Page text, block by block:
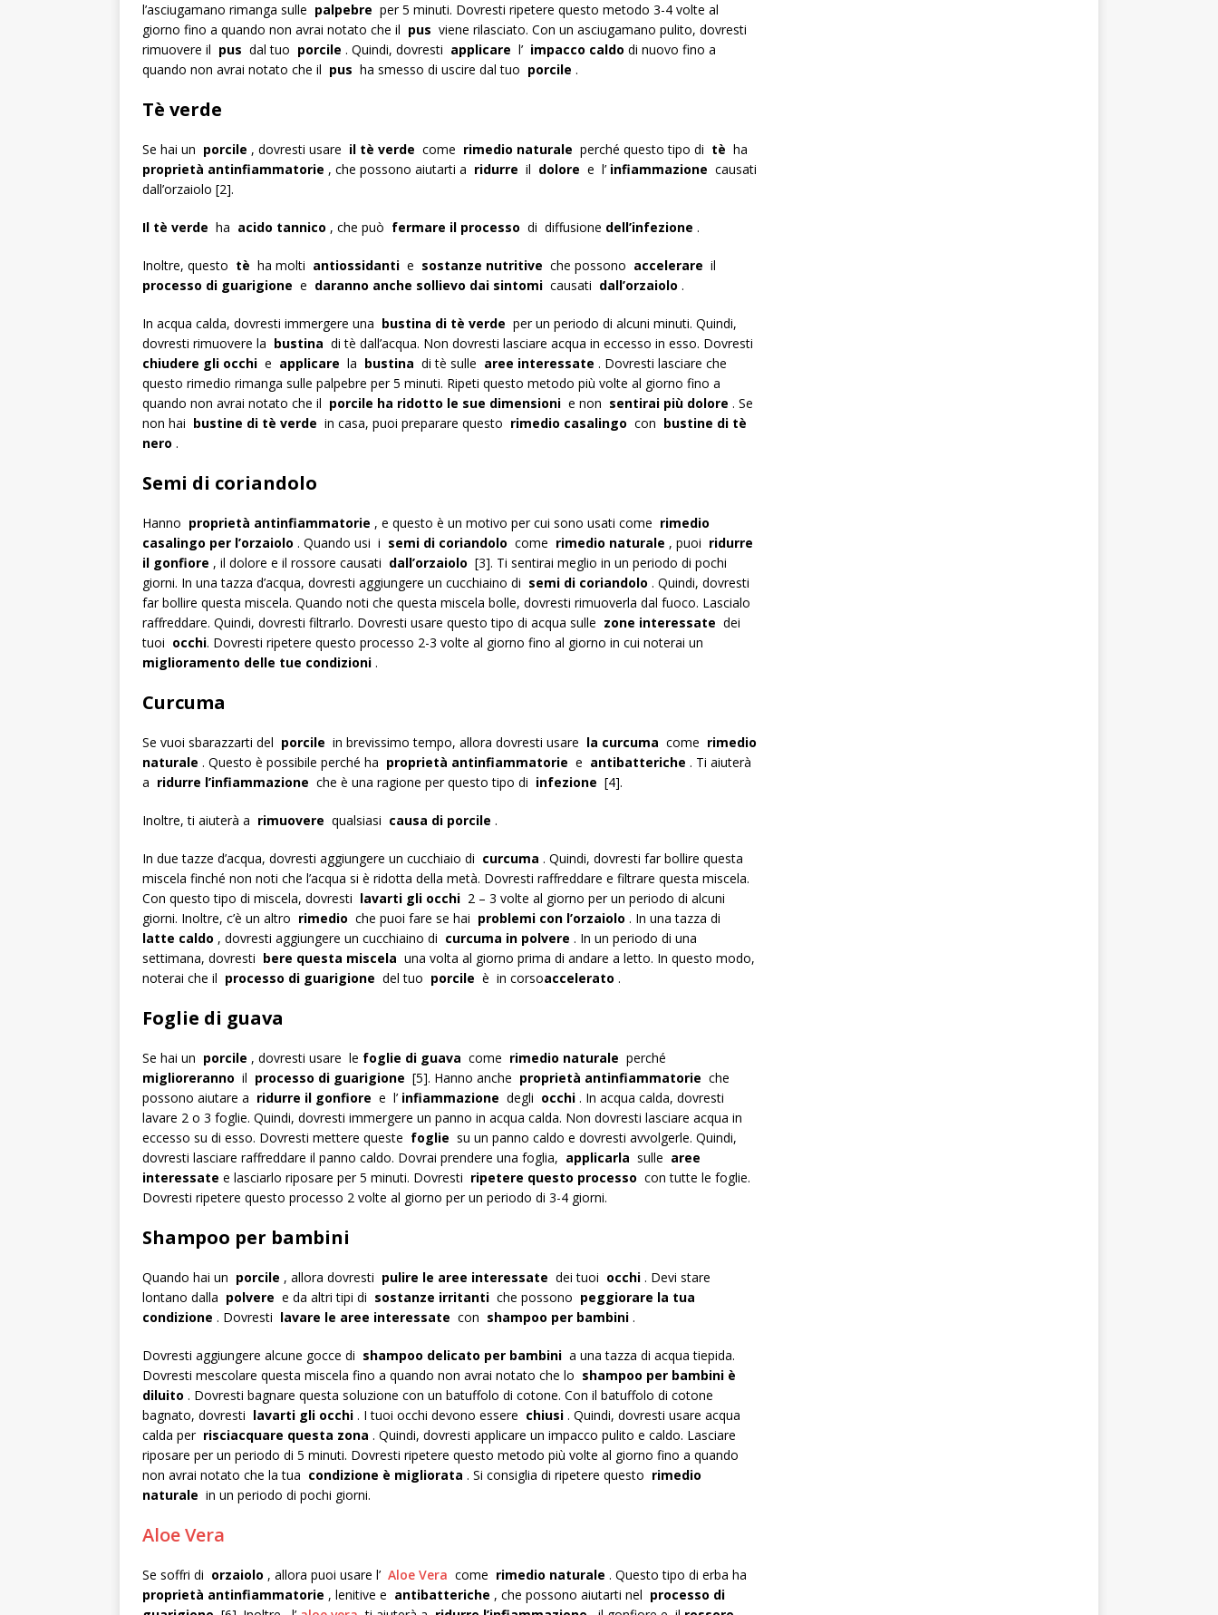
l’asciugamano rimanga sulle palpebre per 5 minuti. Dovresti ripetere questo metodo 3-4 volte al
giorno fino a quando non avrai notato che il pus viene rilasciato. Con un asciugamano pulito, dovresti
rimuovere il pus dal tuo porcile . Quindi, dovresti applicare l’ impacco caldo di nuovo fino a
quando non avrai notato che il pus ha smesso di uscire dal tuo porcile .
Tè verde
Se hai un porcile , dovresti usare il tè verde come rimedio naturale perché questo tipo di tè ha
proprietà antinfiammatorie , che possono aiutarti a ridurre il dolore e l’ infiammazione causati
dall’orzaiolo [2].
Il tè verde ha acido tannico , che può fermare il processo di diffusione dell’infezione .
Inoltre, questo tè ha molti antiossidanti e sostanze nutritive che possono accelerare il
processo di guarigione e daranno anche sollievo dai sintomi causati dall’orzaiolo .
In acqua calda, dovresti immergere una bustina di tè verde per un periodo di alcuni minuti. Quindi,
dovresti rimuovere la bustina di tè dall’acqua. Non dovresti lasciare acqua in eccesso in esso. Dovresti
chiudere gli occhi e applicare la bustina di tè sulle aree interessate . Dovresti lasciare che
questo rimedio rimanga sulle palpebre per 5 minuti. Ripeti questo metodo più volte al giorno fino a
quando non avrai notato che il porcile ha ridotto le sue dimensioni e non sentirai più dolore . Se
non hai bustine di tè verde in casa, puoi preparare questo rimedio casalingo con bustine di tè
nero .
Semi di coriandolo
Hanno proprietà antinfiammatorie , e questo è un motivo per cui sono usati come rimedio
casalingo per l’orzaiolo . Quando usi i semi di coriandolo come rimedio naturale , puoi ridurre
il gonfiore , il dolore e il rossore causati dall’orzaiolo [3]. Ti sentirai meglio in un periodo di pochi
giorni. In una tazza d’acqua, dovresti aggiungere un cucchiaino di semi di coriandolo . Quindi, dovresti
far bollire questa miscela. Quando noti che questa miscela bolle, dovresti rimuoverla dal fuoco. Lascialo
raffreddare. Quindi, dovresti filtrarlo. Dovresti usare questo tipo di acqua sulle zone interessate dei
tuoi occhi. Dovresti ripetere questo processo 2-3 volte al giorno fino al giorno in cui noterai un
miglioramento delle tue condizioni .
Curcuma
Se vuoi sbarazzarti del porcile in brevissimo tempo, allora dovresti usare la curcuma come rimedio
naturale . Questo è possibile perché ha proprietà antinfiammatorie e antibatteriche . Ti aiuterà
a ridurre l’infiammazione che è una ragione per questo tipo di infezione [4].
Inoltre, ti aiuterà a rimuovere qualsiasi causa di porcile .
In due tazze d’acqua, dovresti aggiungere un cucchiaio di curcuma . Quindi, dovresti far bollire questa
miscela finché non noti che l’acqua si è ridotta della metà. Dovresti raffreddare e filtrare questa miscela.
Con questo tipo di miscela, dovresti lavarti gli occhi 2 – 3 volte al giorno per un periodo di alcuni
giorni. Inoltre, c’è un altro rimedio che puoi fare se hai problemi con l’orzaiolo . In una tazza di
latte caldo , dovresti aggiungere un cucchiaino di curcuma in polvere . In un periodo di una
settimana, dovresti bere questa miscela una volta al giorno prima di andare a letto. In questo modo,
noterai che il processo di guarigione del tuo porcile è in corsoaccelerato .
Foglie di guava
Se hai un porcile , dovresti usare le foglie di guava come rimedio naturale perché
miglioreranno il processo di guarigione [5]. Hanno anche proprietà antinfiammatorie che
possono aiutare a ridurre il gonfiore e l’ infiammazione degli occhi . In acqua calda, dovresti
lavare 2 o 3 foglie. Quindi, dovresti immergere un panno in acqua calda. Non dovresti lasciare acqua in
eccesso su di esso. Dovresti mettere queste foglie su un panno caldo e dovresti avvolgerle. Quindi,
dovresti lasciare raffreddare il panno caldo. Dovrai prendere una foglia, applicarla sulle aree
interessate e lasciarlo riposare per 5 minuti. Dovresti ripetere questo processo con tutte le foglie.
Dovresti ripetere questo processo 2 volte al giorno per un periodo di 3-4 giorni.
Shampoo per bambini
Quando hai un porcile , allora dovresti pulire le aree interessate dei tuoi occhi . Devi stare
lontano dalla polvere e da altri tipi di sostanze irritanti che possono peggiorare la tua
condizione . Dovresti lavare le aree interessate con shampoo per bambini .
Dovresti aggiungere alcune gocce di shampoo delicato per bambini a una tazza di acqua tiepida.
Dovresti mescolare questa miscela fino a quando non avrai notato che lo shampoo per bambini è
diluito . Dovresti bagnare questa soluzione con un batuffolo di cotone. Con il batuffolo di cotone
bagnato, dovresti lavarti gli occhi . I tuoi occhi devono essere chiusi . Quindi, dovresti usare acqua
calda per risciacquare questa zona . Quindi, dovresti applicare un impacco pulito e caldo. Lasciare
riposare per un periodo di 5 minuti. Dovresti ripetere questo metodo più volte al giorno fino a quando
non avrai notato che la tua condizione è migliorata . Si consiglia di ripetere questo rimedio
naturale in un periodo di pochi giorni.
Aloe Vera
Se soffri di orzaiolo , allora puoi usare l’ Aloe Vera come rimedio naturale . Questo tipo di erba ha
proprietà antinfiammatorie , lenitive e antibatteriche , che possono aiutarti nel processo di